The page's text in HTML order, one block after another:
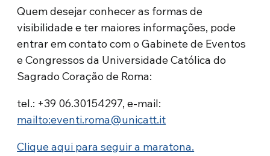
Quem desejar conhecer as formas de
visibilidade e ter maiores informações, pode
entrar em contato com o Gabinete de Eventos
e Congressos da Universidade Católica do
Sagrado Coração de Roma:
tel.: +39 06.30154297, e-mail:
mailto:eventi.roma@unicatt.it
Clique aqui para seguir a maratona.